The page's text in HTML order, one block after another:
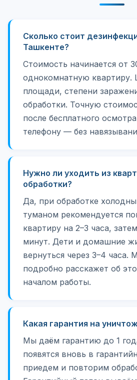
Сколько стоит
Ташкенте?
Стоимость начинается от
однокомнатную квартиру.
площади, степени
обработки. Точную
после бесплатного
телефону — без
Нужно ли уходить из
обработки?
Да, при обработке
туманом рекомендуется
квартиру на 2–3 часа,
минут. Дети и домашние
вернуться через 3–4 часа.
подробно расскажет об
началом работы.
Какая гарантия на
Мы даём гарантию до 1
появятся вновь в
приедем и повторим